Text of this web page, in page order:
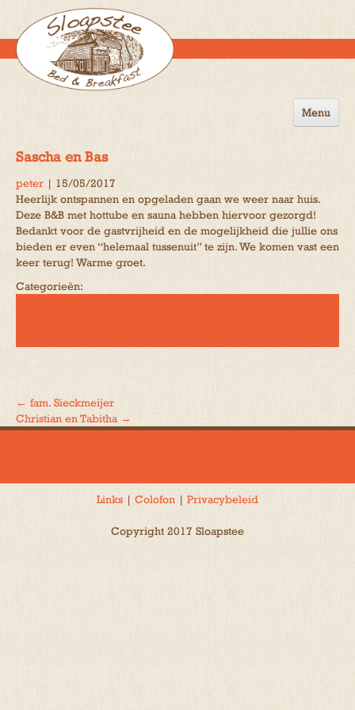
Menu
Omgeving
Activiteiten
Sascha en Bas
peter | 15/05/2017
Heerlijk ontspannen en opgeladen gaan we weer naar huis.
Deze B&B met hottube en sauna hebben hiervoor gezorgd!
Bedankt voor de gastvrijheid en de mogelijkheid die jullie ons
bieden er even “helemaal tussenuit” te zijn. We komen vast een
keer terug! Warme groet.
Categorieën:
Bericht
← fam. Sieckmeijer
Christian en Tabitha →
Links | Colofon | Privacybeleid
Copyright 2017 Sloapstee